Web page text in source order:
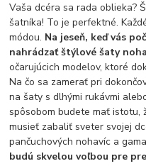
L.O.L. Surprise domčeky
L.O.L.
L.O.L. Surprise zberateľské figúrky
Vaša dcéra sa rada oblieka?
šatníka! To je perfektné.
módou. Na jeseň, keď vás
nahrádzať štýlové šaty
očarujúcich modelov, ktoré
Na čo sa zamerať pri
na šaty s dlhými rukávmi
spôsobom budete mať
musieť zabaliť sveter svojej
pančuchových nohavíc a
budú skvelou voľbou pre